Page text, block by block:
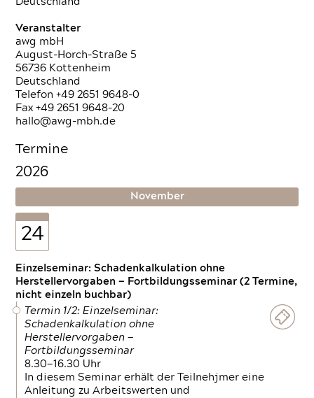
Veranstalter
awg mbH
August-Horch-Straße 5
56736 Kottenheim
Deutschland
Telefon +49 2651 9648-0
Fax +49 2651 9648-20
hallo@awg-mbh.de
Termine
2026
November
24
Einzelseminar: Schadenkalkulation ohne
Herstellervorgaben — Fortbildungsseminar (2 Termine,
nicht einzeln buchbar)
Termin 1/2: Einzelseminar:
Schadenkalkulation ohne
Herstellervorgaben —
Fortbildungsseminar
8.30—16.30 Uhr
In diesem Seminar erhält der Teilnehjmer eine
Anleitung zu Arbeitswerten und